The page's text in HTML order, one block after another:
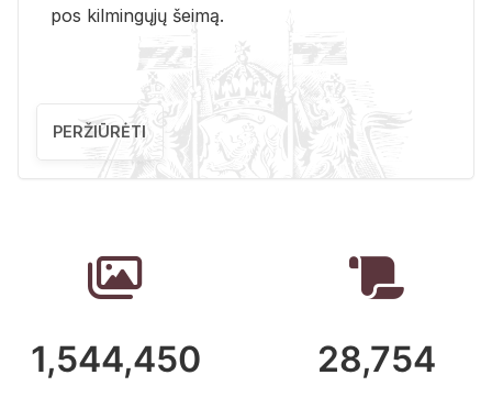
pos kil­min­gų­jų šei­mą.
PERŽIŪRĖTI
1,544,450 28,754